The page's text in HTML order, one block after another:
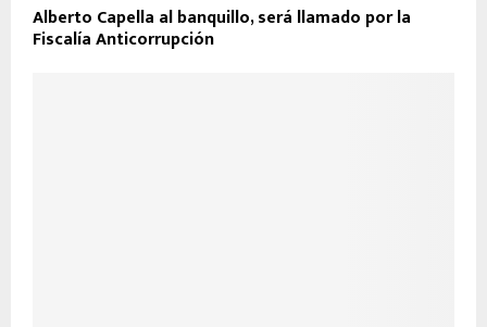
Alberto Capella al banquillo, será llamado por la
Fiscalía Anticorrupción